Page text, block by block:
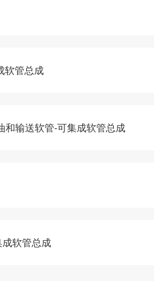
软管总成
输送软管-可集成软管总成
软管总成